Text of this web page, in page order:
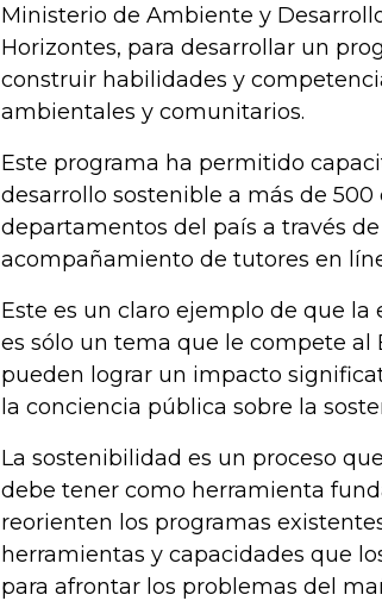
Ministerio de Ambiente y
Horizontes, para desarrollar un
construir habilidades y
ambientales y comunitarios.
Este programa ha permitido
desarrollo sostenible a más de
departamentos del país a través
acompañamiento de tutores en
Este es un claro ejemplo de que
es sólo un tema que le compete al
pueden lograr un impacto
la conciencia pública sobre la
La sostenibilidad es un proceso
debe tener como herramienta
reorienten los programas
herramientas y capacidades que
para afrontar los problemas del